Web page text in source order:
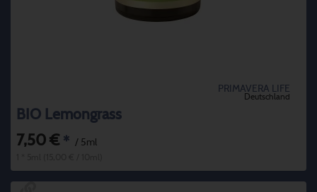
PRIMAVERA LIFE
Deutschland
BIO Lemongrass
7,50 € * / 5ml